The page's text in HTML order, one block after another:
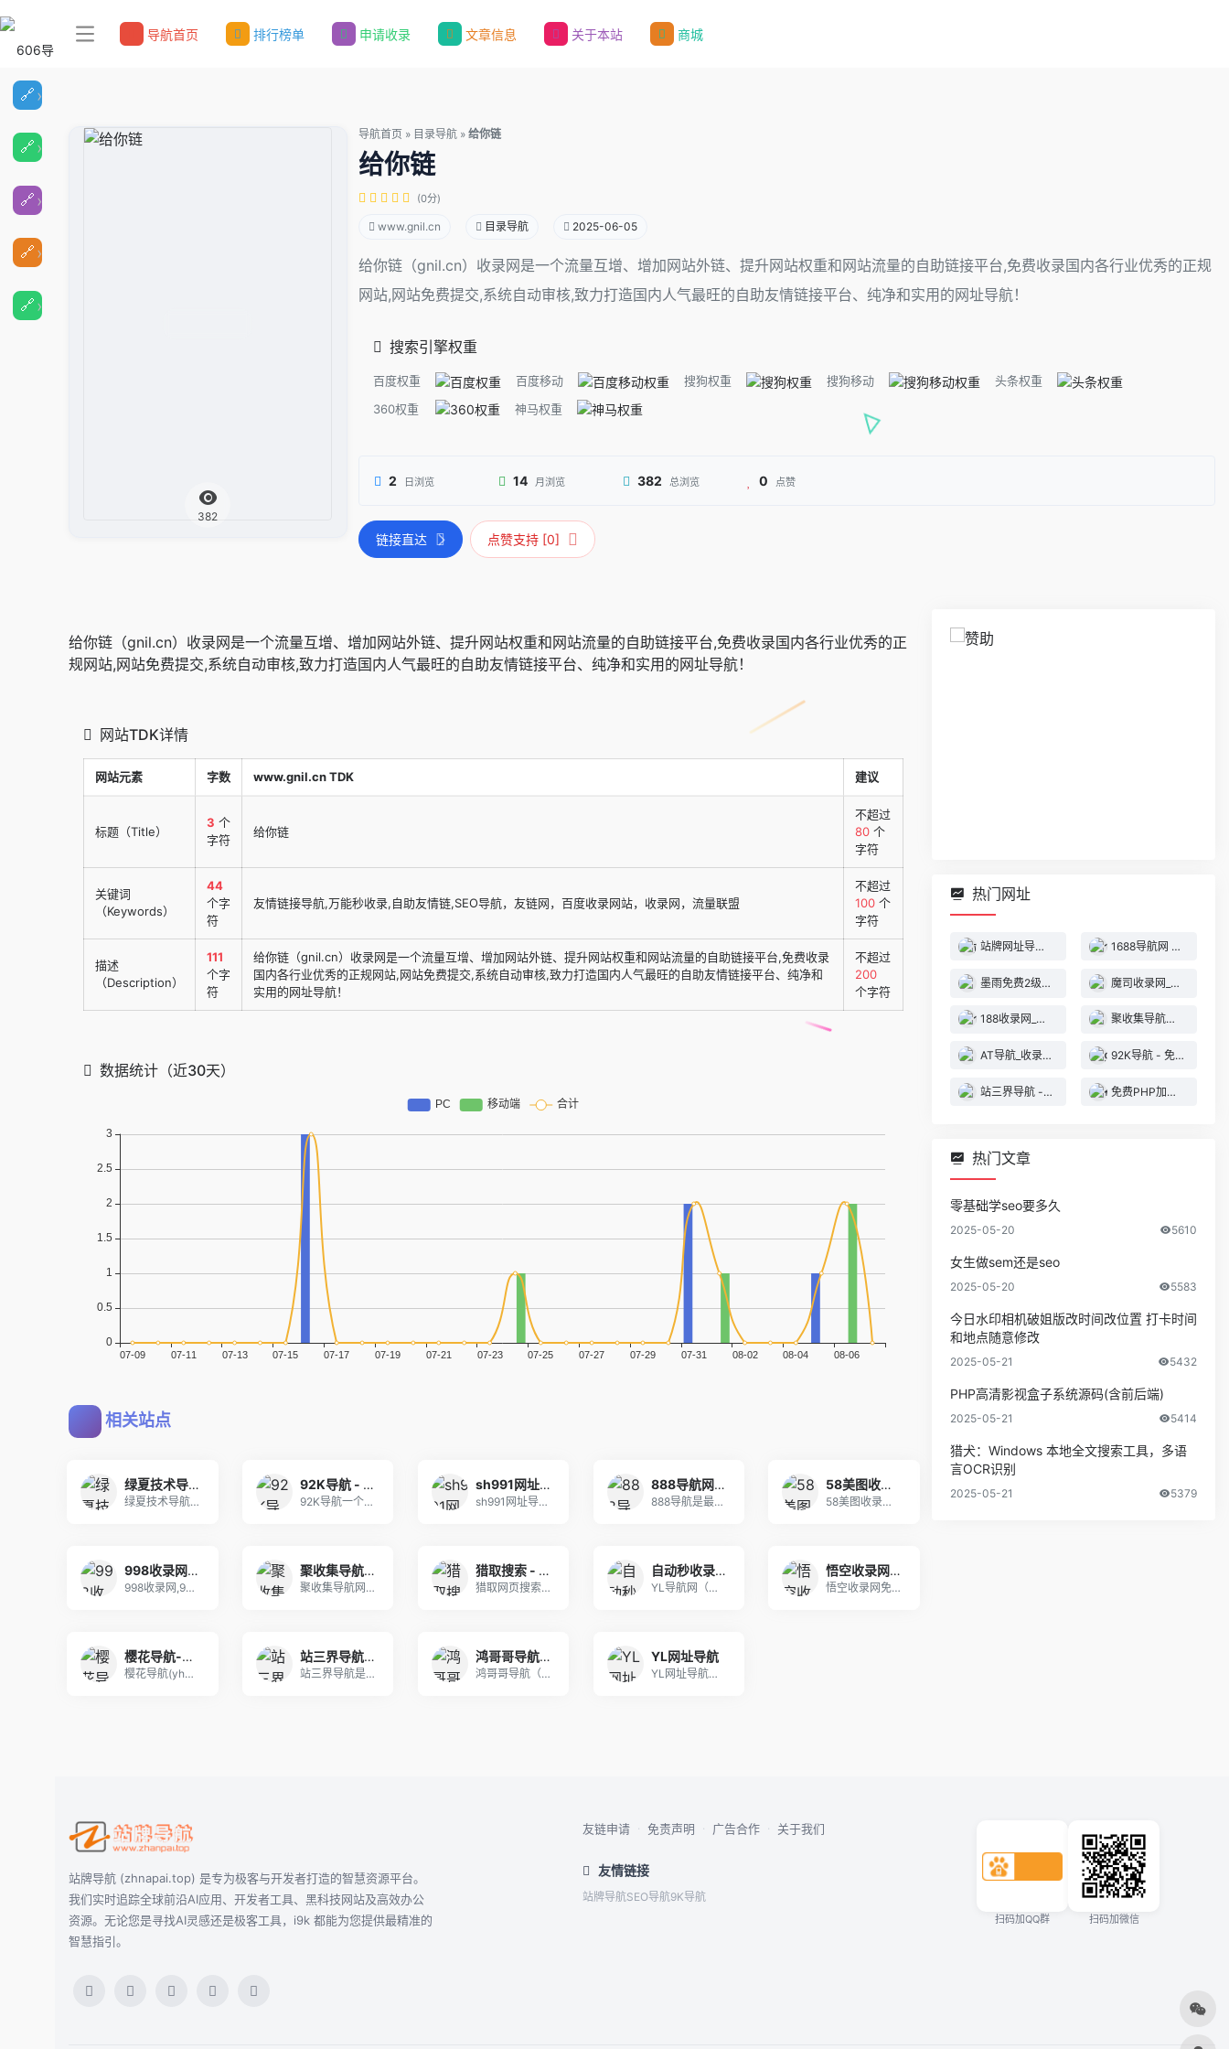
导航首页 排行榜单 申请收录 文章信息 关于本站 商城
382
导航首页 » 目录导航 » 给你链
给你链
(0分)
www.gnil.cn 目录导航 2025-06-05
给你链（gnil.cn）收录网是一个流量互增、增加网站外链、提升网站权重和网站流量的自助链接平台,免费收录国内各行业优秀的正规
网站,网站免费提交,系统自动审核,致力打造国内人气最旺的自助友情链接平台、纯净和实用的网址导航！
搜索引擎权重
百度权重 百度移动 搜狗权重 搜狗移动
头条权重
360权重
神马权重
2 日浏览 14 月浏览 382 总浏览 0 点赞
链接直达 点赞支持 [0]
给你链（gnil.cn）收录网是一个流量互增、增加网站外链、提升网站权重和网站流量的自助链接平台,免费收录国内各行业优秀的正
规网站,网站免费提交,系统自动审核,致力打造国内人气最旺的自助友情链接平台、纯净和实用的网址导航！
网站TDK详情
网站元素 字数 www.gnil.cn TDK 建议
标题（Title）
3 个
字符
给你链
不超过
80 个
字符
关键词
（Keywords）
44
个字
符
友情链接导航,万能秒收录,自助友情链,SEO导航，友链网，百度收录网站，收录网，流量联盟
不超过
100 个
字符
描述
（Description）
111
个字
符
给你链（gnil.cn）收录网是一个流量互增、增加网站外链、提升网站权重和网站流量的自助链接平台,免费收录
国内各行业优秀的正规网站,网站免费提交,系统自动审核,致力打造国内人气最旺的自助友情链接平台、纯净和
实用的网址导航！
不超过
200
个字符
数据统计（近30天）
相关站点
绿夏技术导航 - 收录精选资源及优质站点网址！
绿夏技术导航是一个全方位收录了各类优质站点和资源
92K导航 - 免费自动秒收录网址导航
92K导航一个免费自动收录优秀网站的网址导航，为
sh991网址导航－991自动链,网址之家,搜索大全,绿色,快速,安全的专业导航站
sh991网址导航,991自动链是国内最好网址站
888导航网-网站收录-网址收录-网址导航-收录网站-自助广告系统
888导航是最新的网址导航程序，自动秒收录，自动
58美图收录网-自动收录网站-流量交换-自动链
58美图收录网,自动收录网站,流量交换,自动链！
998收录网,免费自动秒收录网址,提供自动收录,网站导航大全源码,自动链,友情链接交换。
998收录网,998导航是一个精心挑选的优质网址
聚收集导航网 - 海量分类资源一站式导航
聚收集导航网提供海量分类资源，涵盖影视、游戏、工
猎取搜索 - 干净、安全、可信任的网页搜索引擎
猎取网页搜索,免费自动秒收录网址,提供自动收录,
自动秒收录_秒收录网站导航_网站秒收录 - YL导航网
YL导航网（www.yulinzhan.cn）为
悟空收录网 - 网址导航大全 | 网站免费收录 | 软文外链发布平台
悟空收录网免费提供网站目录提交、收集正规的优秀网
樱花导航-梦开始的地方-你的梦中情站
樱花导航(yhdh.cn)是专业网址导航平台，免
站三界导航 - 网站目录,网址提交,分类目录,网站大全,名站导航之家
站三界导航是一个集合众多网站的网址导航站点，包含
鸿哥哥导航-中文网站免费收录目录 | 资源大全
鸿哥哥导航（www.hggdh.com）专注收录
YL网址导航
YL网址导航，采用AI算法实时分析全网资源价值指
热门网址
站牌网址导航收录网 | 精选网站导航，自动秒收录服务 - 最全网址收录！ 1688导航网 - 技术导航 - 名站网址 - 名站导航 - 免费外链 - 免费收录网站
墨雨免费2级域名 - 二级域名分发服务平台 魔司收录网_分类目录网_免费网站目录_网站收录_网址提交_免费收录网站
188收录网_网站收录-友情链接交换-网址收录-自动秒收录 聚收集导航网 - 海量分类资源一站式导航
AT导航_收录网_免费收录网站_自动收录网_秒收录 92K导航 - 免费自动秒收录网址导航
站三界导航 - 网站目录,网址提交,分类目录,网站大全,名站导航之家 免费PHP加密系统 - PHP代码加密平台
热门文章
零基础学seo要多久
2025-05-20 5610
女生做sem还是seo
2025-05-20 5583
今日水印相机破姐版改时间改位置 打卡时间
和地点随意修改
2025-05-21 5432
PHP高清影视盒子系统源码(含前后端)
2025-05-21 5414
猎犬：Windows 本地全文搜索工具，多语
言OCR识别
2025-05-21 5379
站牌导航 (zhnapai.top) 是专为极客与开发者打造的智慧资源平台。
我们实时追踪全球前沿AI应用、开发者工具、黑科技网站及高效办公
资源。无论您是寻找AI灵感还是极客工具，i9k 都能为您提供最精准的
智慧指引。
友链申请 · 免责声明 · 广告合作 · 关于我们
友情链接
站牌导航SEO导航9K导航
扫码加QQ群 扫码加微信